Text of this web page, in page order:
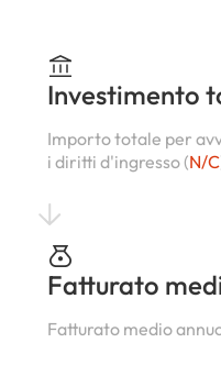
Investimento
Importo totale per
i diritti d'ingresso (N/C
Fatturato
Fatturato medio